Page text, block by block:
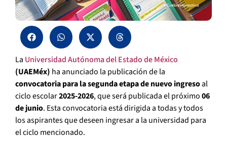
La Universidad Autónoma del Estado de México
(UAEMéx) ha anunciado la publicación de la
convocatoria para la segunda etapa de nuevo ingresoal
ciclo escolar2025-2026, que será publicada el próximo06
de junio. Esta convocatoria está dirigida a todas y todos
los aspirantes que deseen ingresar a la universidad para
el ciclo mencionado.